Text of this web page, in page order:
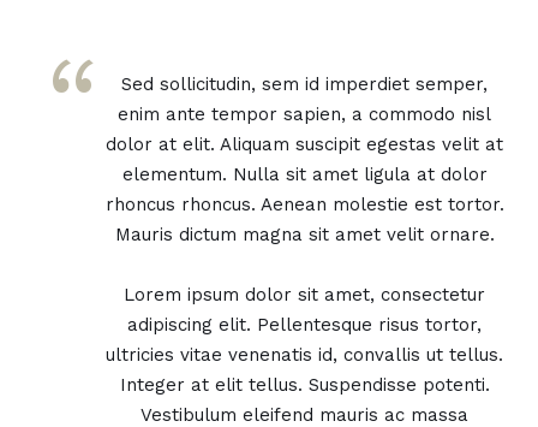
“
Sed sollicitudin, sem id imperdiet semper,
enim ante tempor sapien, a commodo nisl
dolor at elit. Aliquam suscipit egestas velit at
elementum. Nulla sit amet ligula at dolor
rhoncus rhoncus. Aenean molestie est tortor.
Mauris dictum magna sit amet velit ornare.
Lorem ipsum dolor sit amet, consectetur
adipiscing elit. Pellentesque risus tortor,
ultricies vitae venenatis id, convallis ut tellus.
Integer at elit tellus. Suspendisse potenti.
Vestibulum eleifend mauris ac massa